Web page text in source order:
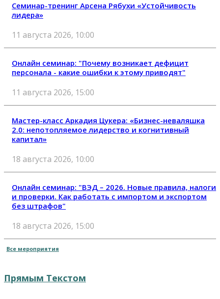
Семинар-тренинг Арсена Рябухи «Устойчивость
лидера»
11 августа 2026, 10:00
Онлайн семинар: "Почему возникает дефицит
персонала - какие ошибки к этому приводят"
11 августа 2026, 15:00
Мастер-класс Аркадия Цукера: «Бизнес-неваляшка
2.0: непотопляемое лидерство и когнитивный
капитал»
18 августа 2026, 10:00
Онлайн семинар: "ВЭД – 2026. Новые правила, налоги
и проверки. Как работать с импортом и экспортом
без штрафов"
18 августа 2026, 15:00
Все мероприятия
Прямым Текстом